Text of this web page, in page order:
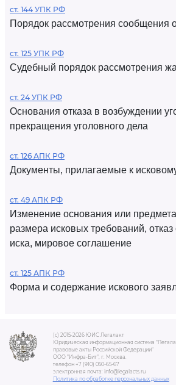
ст. 144 УПК РФ
Порядок рассмотрения сообщения
ст. 125 УПК РФ
Судебный порядок рассмотрения
ст. 24 УПК РФ
Основания отказа в возбуждении
прекращения уголовного дела
ст. 126 АПК РФ
Документы, прилагаемые к
ст. 49 АПК РФ
Изменение основания или
размера исковых требований, отказ
иска, мировое соглашение
ст. 125 АПК РФ
Форма и содержание искового
(c) 2015-2026 ЮИС Легалакт
Юридическая информационная система
правовые акты Российской Федерации"
ООО "Инфра-Бит", г. Москва.
телефон +7 (910) 050-65-67
электронная почта: info@legalacts.ru
Политика по обработке персональных данных